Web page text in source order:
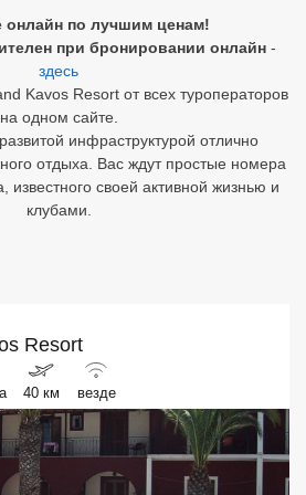
онлайн по лучшим ценам!
при бронировании онлайн -
здесь
Kavos Resort от всех туроператоров
на одном сайте.
инфраструктурой отлично
отдыха. Вас ждут простые номера
известного своей активной жизнью и
клубами.
Resort
40 км везде